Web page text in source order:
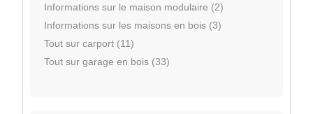
Informations sur le maison modulaire (2)
Informations sur les maisons en bois (3)
Tout sur carport (11)
Tout sur garage en bois (33)